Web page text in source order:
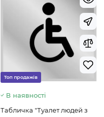
Топ продажів
В наявності
Табличка "Туалет людей з